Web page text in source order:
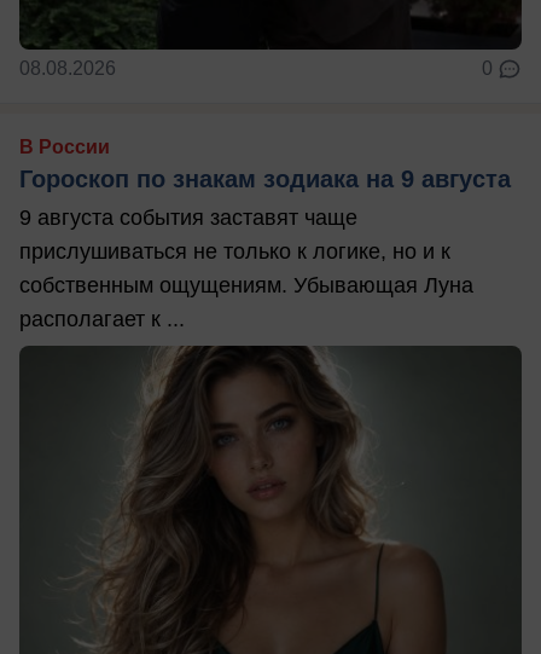
08.08.2026 0
В России
Гороскоп по знакам зодиака на 9 августа
9 августа события заставят чаще
прислушиваться не только к логике, но и к
собственным ощущениям. Убывающая Луна
располагает к ...